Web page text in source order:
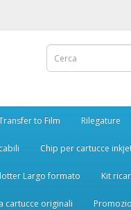
to Film Rilegature
Chip per cartucce
Largo formato Kit
cartucce originali